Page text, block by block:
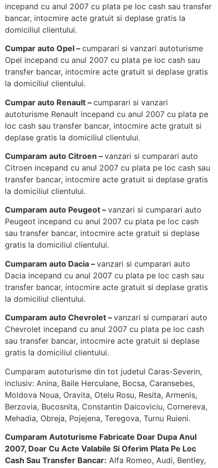
incepand cu anul 2007 cu plata pe loc cash sau transfer
bancar, intocmire acte gratuit si deplase gratis la
domiciliul clientului.
Cumpar auto Opel – cumparari si vanzari autoturisme
Opel incepand cu anul 2007 cu plata pe loc cash sau
transfer bancar, intocmire acte gratuit si deplase gratis
la domiciliul clientului.
Cumpar auto Renault – cumparari si vanzari
autoturisme Renault incepand cu anul 2007 cu plata pe
loc cash sau transfer bancar, intocmire acte gratuit si
deplase gratis la domiciliul clientului.
Cumparam auto Citroen – vanzari si cumparari auto
Citroen incepand cu anul 2007 cu plata pe loc cash sau
transfer bancar, intocmire acte gratuit si deplase gratis
la domiciliul clientului.
Cumparam auto Peugeot – vanzari si cumparari auto
Peugeot incepand cu anul 2007 cu plata pe loc cash
sau transfer bancar, intocmire acte gratuit si deplase
gratis la domiciliul clientului.
Cumparam auto Dacia – vanzari si cumparari auto
Dacia incepand cu anul 2007 cu plata pe loc cash sau
transfer bancar, intocmire acte gratuit si deplase gratis
la domiciliul clientului.
Cumparam auto Chevrolet – vanzari si cumparari auto
Chevrolet incepand cu anul 2007 cu plata pe loc cash
sau transfer bancar, intocmire acte gratuit si deplase
gratis la domiciliul clientului.
Cumparam autoturisme din tot judetul Caras-Severin,
inclusiv: Anina, Baile Herculane, Bocsa, Caransebes,
Moldova Noua, Oravita, Otelu Rosu, Resita, Armenis,
Berzovia, Bucosnita, Constantin Daicoviciu, Cornereva,
Mehadia, Obreja, Pojejena, Teregova, Turnu Ruieni.
Cumparam Autoturisme Fabricate Doar Dupa Anul
2007, Doar Cu Acte Valabile Si Oferim Plata Pe Loc
Cash Sau Transfer Bancar: Alfa Romeo, Audi, Bentley,